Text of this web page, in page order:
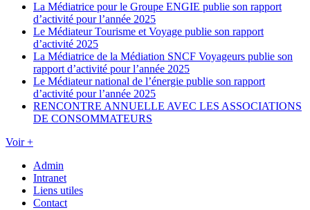
La Médiatrice pour le Groupe ENGIE publie son rapport
d’activité pour l’année 2025
Le Médiateur Tourisme et Voyage publie son rapport
d’activité 2025
La Médiatrice de la Médiation SNCF Voyageurs publie son
rapport d’activité pour l’année 2025
Le Médiateur national de l’énergie publie son rapport
d’activité pour l’année 2025
RENCONTRE ANNUELLE AVEC LES ASSOCIATIONS
DE CONSOMMATEURS
Voir +
Admin
Intranet
Liens utiles
Contact